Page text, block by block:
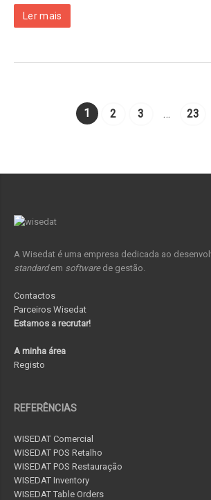
Ler mais
1 2 3 … 23
A Wisedat é uma empresa dedicada ao
standardem softwarede gestão.
Contactos
Parceiros Wisedat
Estamos a recrutar!
A minha área
Registo
REFERÊNCIAS
WISEDAT Comercial
WISEDAT POS Retalho
WISEDAT POS Restauração
WISEDAT Inventory
WISEDAT Table Orders